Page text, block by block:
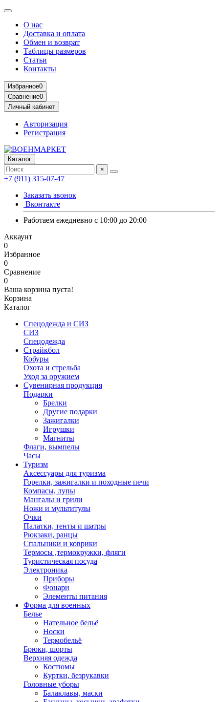
О нас
Доставка и оплата
Обмен и возврат
Таблицы размеров
Статьи
Контакты
Избранное0
Сравнение0
Личный кабинет
Авторизация
Регистрация
Каталог
×
+7 (911) 315-07-47
Заказать звонок
Вконтакте
Работаем ежедневно с 10:00 до 20:00
Аккаунт
0
Избранное
0
Сравнение
0
Ваша корзина пуста!
Корзина
Каталог
Спецодежда и СИЗ
СИЗ
Спецодежда
Страйкбол
Кобуры
Охота и стрельба
Уход за оружием
Сувенирная продукция
Подарки
Брелки
Другие подарки
Зажигалки
Игрушки
Магниты
Флаги, вымпелы
Часы
Туризм
Аксессуары для туризма
Горелки, зажигалки и походные печи
Компасы, лупы
Мангалы и грили
Ножи и мультитулы
Очки
Палатки, тенты и шатры
Рюкзаки, ранцы
Спальники и коврики
Термосы ,термокружки, фляги
Туристическая посуда
Электроника
Приборы
Фонари
Элементы питания
Форма для военных
Белье
Нательное бельё
Носки
Термобельё
Брюки, шорты
Верхняя одежда
Костюмы
Куртки, безрукавки
Головные уборы
Балаклавы, маски